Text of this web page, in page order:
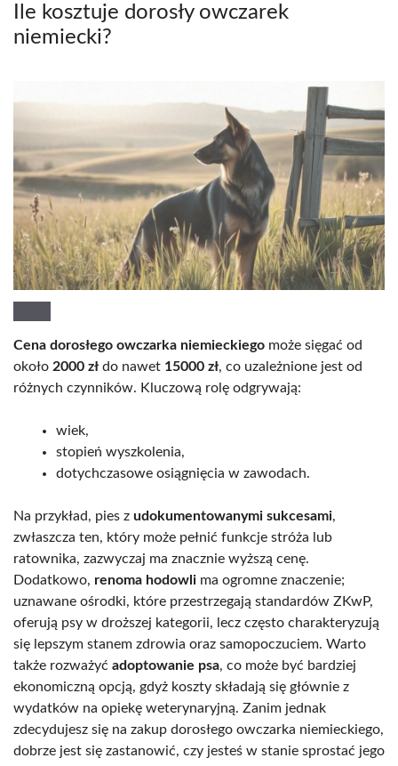
Ile kosztuje dorosły owczarek
niemiecki?
Cena dorosłego owczarka niemieckiego może sięgać od
około 2000 zł do nawet 15000 zł, co uzależnione jest od
różnych czynników. Kluczową rolę odgrywają:
wiek,
stopień wyszkolenia,
dotychczasowe osiągnięcia w zawodach.
Na przykład, pies z udokumentowanymi sukcesami,
zwłaszcza ten, który może pełnić funkcje stróża lub
ratownika, zazwyczaj ma znacznie wyższą cenę.
Dodatkowo, renoma hodowli ma ogromne znaczenie;
uznawane ośrodki, które przestrzegają standardów ZKwP,
oferują psy w droższej kategorii, lecz często charakteryzują
się lepszym stanem zdrowia oraz samopoczuciem. Warto
także rozważyć adoptowanie psa, co może być bardziej
ekonomiczną opcją, gdyż koszty składają się głównie z
wydatków na opiekę weterynaryjną. Zanim jednak
zdecydujesz się na zakup dorosłego owczarka niemieckiego,
dobrze jest się zastanowić, czy jesteś w stanie sprostać jego